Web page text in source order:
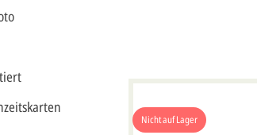
Nicht auf Lager